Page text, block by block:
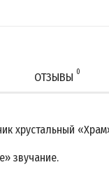
ОТЗЫВЫ 0
хрустальный
звучание.